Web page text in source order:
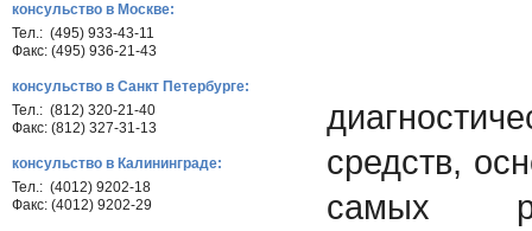
консульство в Москве:
Тел.: (495) 933-43-11
Факс: (495) 936-21-43
консульство в Санкт Петербурге:
Тел.: (812) 320-21-40
Факс: (812) 327-31-13
консульство в Калининграде:
Тел.: (4012) 9202-18
Факс: (4012) 9202-29
средств,
самых